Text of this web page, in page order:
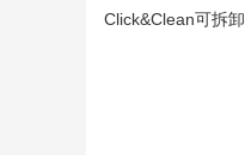
Click&Clean可拆